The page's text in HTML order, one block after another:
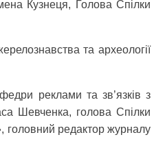
Кузнеця, Голова Спілки
та археології
реклами та зв’язків з
Шевченка, голова Спілки
головний редактор журналу